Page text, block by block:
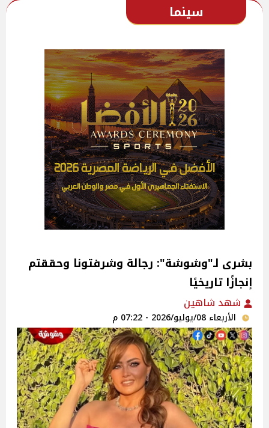
سينما
بشرى لـ"وشوشة": رجالة وشرفتونا وحققتم
إنجازًا تاريخيًا
شهد شاهين
الأربعاء 08/يوليو/2026 - 07:22 م